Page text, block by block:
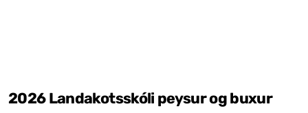
2026 Landakotsskóli peysur og buxur